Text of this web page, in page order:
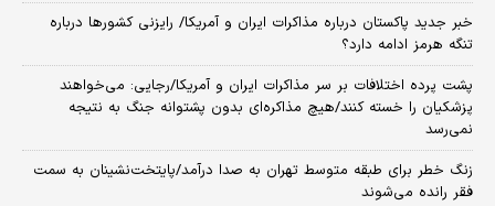
خبر جدید پاکستان درباره مذاکرات ایران و آمریکا/ رایزنی کشورها درباره
تنگه هرمز ادامه دارد؟
پشت پرده اختلافات بر سر مذاکرات ایران و آمریکا/رجایی: می‌خواهند
پزشکیان را خسته کنند/هیچ مذاکره‌ای بدون پشتوانه جنگ به نتیجه
نمی‌رسد
زنگ خطر برای طبقه متوسط تهران به صدا درآمد/پایتخت‌نشینان به سمت
فقر رانده می‌شوند